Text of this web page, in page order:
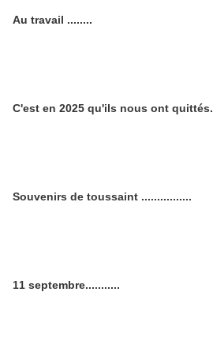
Au travail ........
C'est en 2025 qu'ils nous ont quittés.
Souvenirs de toussaint ................
11 septembre...........